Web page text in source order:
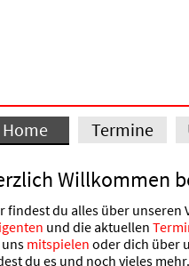
Home Termine
Willkommen
findest du alles über unseren
und die aktuellen
mitspielen oder dich über
du es und noch vieles